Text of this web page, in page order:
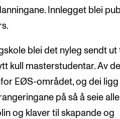
Innlegget blei
blei det nyleg sendt
kull masterstudentar. Av
EØS-området, og dei ligg
på så å seie alle
og klaver til skapande og